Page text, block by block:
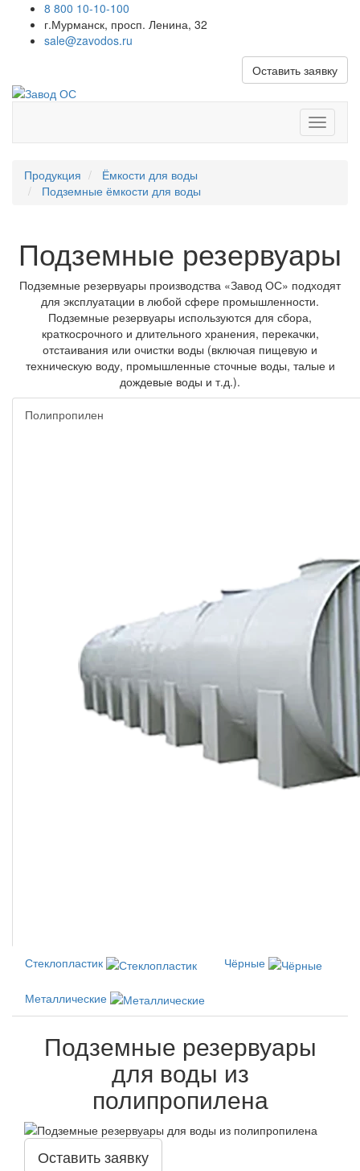
8 800 10-10-100
г.Мурманск, просп. Ленина, 32
sale@zavodos.ru
Оставить заявку
меню
Продукция
Ёмкости для воды
Подземные ёмкости для воды
Подземные резервуары
Подземные резервуары производства «Завод ОС» подходят
для эксплуатации в любой сфере промышленности.
Подземные резервуары используются для сбора,
краткосрочного и длительного хранения, перекачки,
отстаивания или очистки воды (включая пищевую и
техническую воду, промышленные сточные воды, талые и
дождевые воды и т.д.).
Полипропилен
Стеклопластик Чёрные
Металлические
Подземные резервуары
для воды из
полипропилена
Оставить заявку